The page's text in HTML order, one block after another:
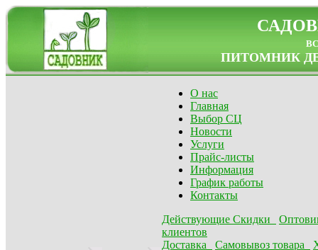
ПИТОМНИК
О нас
Главная
Выбор СЦ
Новости
Услуги
Прайс-листы
Информация
График работы
Контакты
Действующие Скидки
клиентов
Доставка
Самовывоз товара